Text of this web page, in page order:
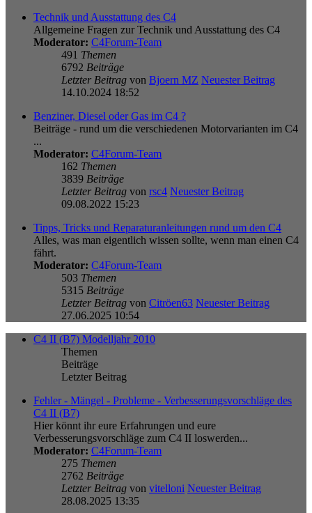
Technik und Ausstattung des C4
Allgemeine Fragen zur Technik und Ausstattung des C4
Moderator: C4Forum-Team
491 Themen
6792 Beiträge
Letzter Beitrag von Bjoern MZ Neuester Beitrag
14.10.2024 18:52
Benziner, Diesel oder Gas im C4 ?
Beiträge - rund um die verschiedenen Motorvarianten im C4
...
Moderator: C4Forum-Team
162 Themen
3839 Beiträge
Letzter Beitrag von rsc4 Neuester Beitrag
09.08.2022 15:23
Tipps, Tricks und Reparaturanleitungen rund um den C4
Alles, was man eigentlich wissen sollte, wenn man einen C4
fährt.
Moderator: C4Forum-Team
503 Themen
5315 Beiträge
Letzter Beitrag von Citröen63 Neuester Beitrag
27.06.2025 10:54
C4 II (B7) Modelljahr 2010
Themen
Beiträge
Letzter Beitrag
Fehler - Mängel - Probleme - Verbesserungsvorschläge des
C4 II (B7)
Hier könnt ihr eure Erfahrungen und eure
Verbesserungsvorschläge zum C4 II loswerden...
Moderator: C4Forum-Team
275 Themen
2762 Beiträge
Letzter Beitrag von vitelloni Neuester Beitrag
28.08.2025 13:35